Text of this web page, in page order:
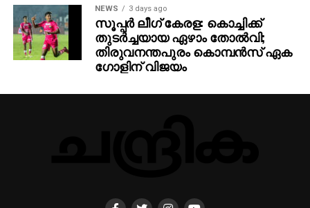
NEWS 3 days ago
സൂപ്പര്‍ ലീഗ് കേരള: കൊച്ചിക്ക്
തുടര്‍ച്ചയായ ഏഴാം തോല്‍വി;
തിരുവനന്തപുരം കൊമ്പന്‍സ് ഏക
ഗോളിന് വിജയം